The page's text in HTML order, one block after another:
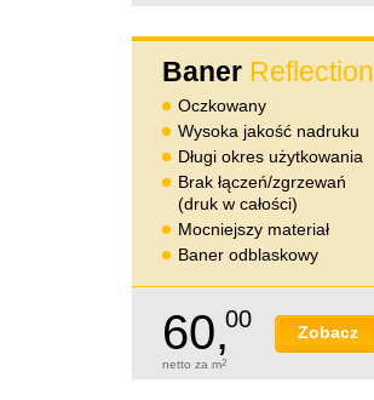
Baner Reflection
Oczkowany
Wysoka jakość nadruku
Długi okres użytkowania
Brak łączeń/zgrzewań
(druk w całości)
Mocniejszy materiał
Baner odblaskowy
Zobacz
60,00
netto za m2